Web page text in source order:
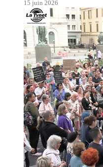
15 juin 2026